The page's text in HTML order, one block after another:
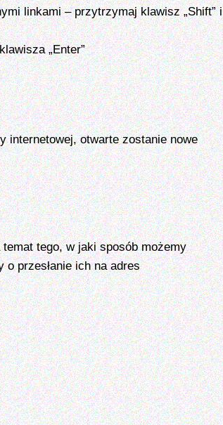
linkami – przytrzymaj klawisz „Shift” i
„Enter”
internetowej, otwarte zostanie nowe
tego, w jaki sposób możemy
przesłanie ich na adres